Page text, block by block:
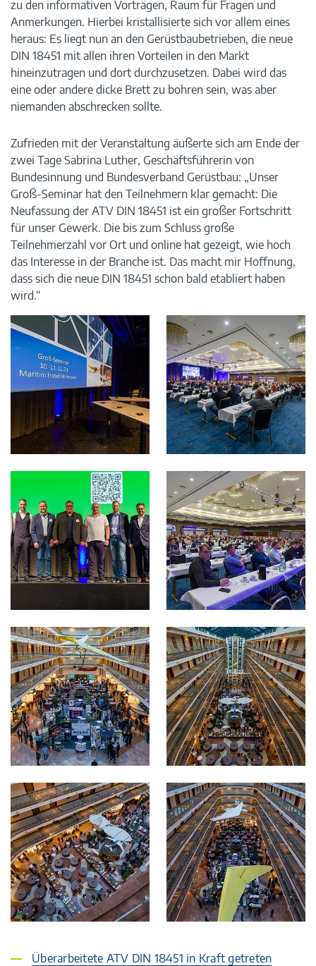
zu den informativen Vorträgen, Raum für Fragen und
Anmerkungen. Hierbei kristallisierte sich vor allem eines
heraus: Es liegt nun an den Gerüstbaubetrieben, die neue
DIN 18451 mit allen ihren Vorteilen in den Markt
hineinzutragen und dort durchzusetzen. Dabei wird das
eine oder andere dicke Brett zu bohren sein, was aber
niemanden abschrecken sollte.
Zufrieden mit der Veranstaltung äußerte sich am Ende der
zwei Tage Sabrina Luther, Geschäftsführerin von
Bundesinnung und Bundesverband Gerüstbau: „Unser
Groß-Seminar hat den Teilnehmern klar gemacht: Die
Neufassung der ATV DIN 18451 ist ein großer Fortschritt
für unser Gewerk. Die bis zum Schluss große
Teilnehmerzahl vor Ort und online hat gezeigt, wie hoch
das Interesse in der Branche ist. Das macht mir Hoffnung,
dass sich die neue DIN 18451 schon bald etabliert haben
wird.“
Überarbeitete ATV DIN 18451 in Kraft getreten